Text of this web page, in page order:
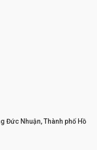
Đức Nhuận, Thành phố Hồ